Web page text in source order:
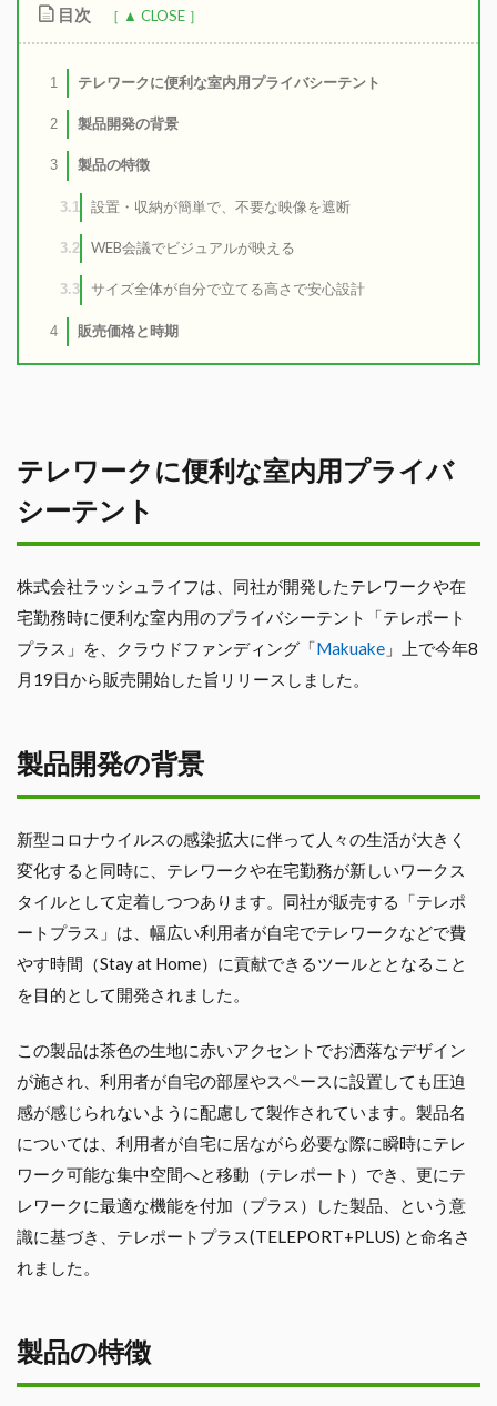
目次
1 テレワークに便利な室内用プライバシーテント
2 製品開発の背景
3 製品の特徴
3.1 設置・収納が簡単で、不要な映像を遮断
3.2 WEB会議でビジュアルが映える
3.3 サイズ全体が自分で立てる高さで安心設計
4 販売価格と時期
テレワークに便利な室内用プライバ
シーテント
株式会社ラッシュライフは、同社が開発したテレワークや在
宅勤務時に便利な室内用のプライバシーテント「テレポート
プラス」を、クラウドファンディング「Makuake 」上で今年8
月19日から販売開始した旨リリースしました。
製品開発の背景
新型コロナウイルスの感染拡大に伴って人々の生活が大きく
変化すると同時に、テレワークや在宅勤務が新しいワークス
タイルとして定着しつつあります。同社が販売する「テレポ
ートプラス」は、幅広い利用者が自宅でテレワークなどで費
やす時間（Stay at Home）に貢献できるツールととなること
を目的として開発されました。
この製品は茶色の生地に赤いアクセントでお洒落なデザイン
が施され、利用者が自宅の部屋やスペースに設置しても圧迫
感が感じられないように配慮して製作されています。製品名
については、利用者が自宅に居ながら必要な際に瞬時にテレ
ワーク可能な集中空間へと移動（テレポート）でき、更にテ
レワークに最適な機能を付加（プラス）した製品、という意
識に基づき、テレポートプラス(TELEPORT+PLUS) と命名さ
れました。
製品の特徴